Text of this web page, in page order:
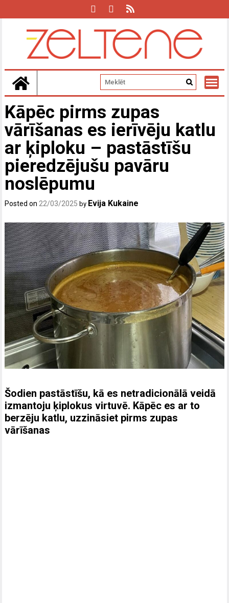
Kāpēc pirms zupas
vārīšanas es ierīvēju katlu
ar ķiploku – pastāstīšu
pieredzējušu pavāru
noslēpumu
Posted on 22/03/2025 by Evija Kukaine
Šodien pastāstīšu, kā es netradicionālā veidā
izmantoju ķiplokus virtuvē. Kāpēc es ar to
berzēju katlu, uzzināsiet pirms zupas
vārīšanas